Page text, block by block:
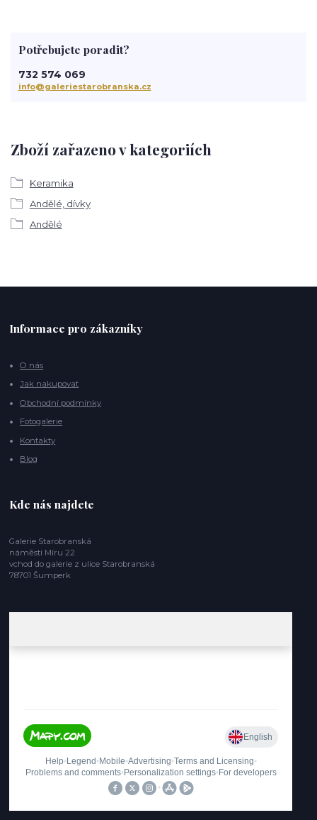
Zboží zařazeno v kategoriích
Keramika
Andělé, dívky
Andělé
Potřebujete poradit?
732 574 069
info@galeriestarobranska.cz
Informace pro zákazníky
O nás
Jak nakupovat
Obchodní podmínky
Fotogalerie
Kontakty
Blog
Kde nás najdete
Galerie Starobranská
náměstí Míru 22
vchod do galerie z ulice Starobranská
78701 Šumperk